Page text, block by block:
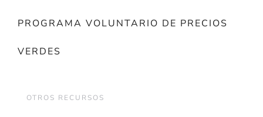
PROGRAMA VOLUNTARIO DE PRECIOS
VERDES
OTROS RECURSOS